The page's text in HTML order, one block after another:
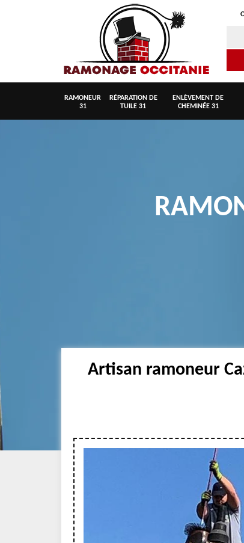
RAMONEUR
31
RÉPARATION DE
TUILE 31
ENLÈVEMENT DE
CHEMINÉE 31
Artisan ramoneur